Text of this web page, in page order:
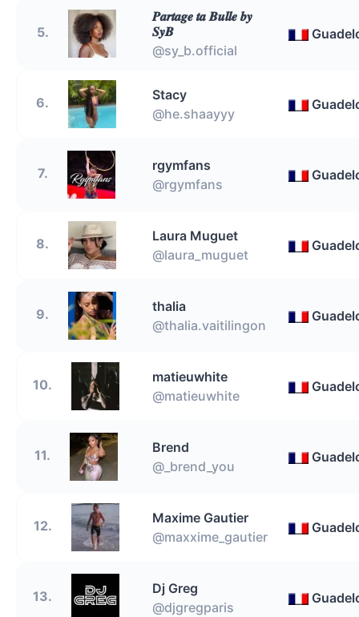
5.
𝑷𝒂𝒓𝒕𝒂𝒈𝒆 𝒕𝒂 𝑩𝒖𝒍𝒍𝒆 𝒃𝒚
𝑺𝒚𝑩
@sy_b.official
6.
Stacy
@he.shaayyy
7.
rgymfans
@rgymfans
8.
Laura Muguet
@laura_muguet
9.
thalia
@thalia.vaitilingon
10.
matieuwhite
@matieuwhite
11.
Brend
@_brend_you
12.
Maxime Gautier
@maxxime_gautier
13.
Dj Greg
@djgregparis